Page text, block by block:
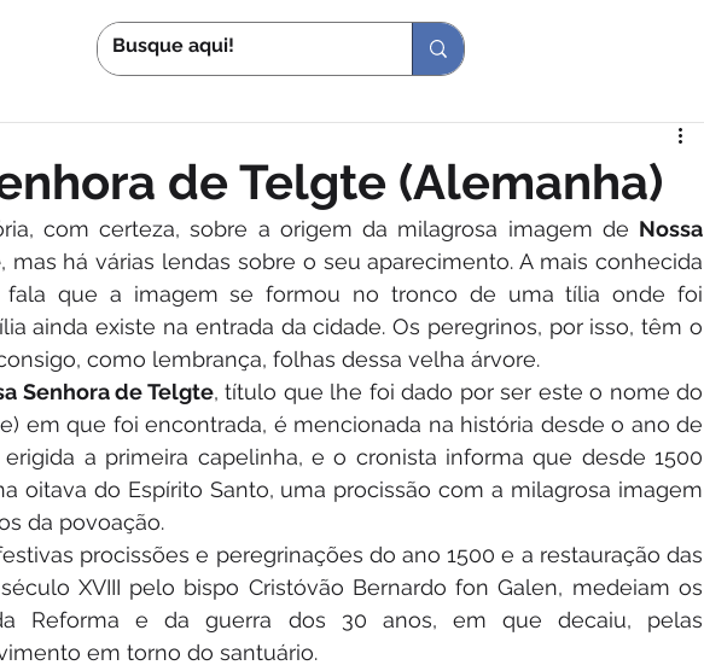
de Telgte (Alemanha)
com certeza, sobre a origem da milagrosa imagem de Nossa
, mas há várias lendas sobre o seu aparecimento. A mais conhecida
que a imagem se formou no tronco de uma tília onde foi
ainda existe na entrada da cidade. Os peregrinos, por isso, têm o
como lembrança, folhas dessa velha árvore.
Senhora de Telgte, título que lhe foi dado por ser este o nome do
em que foi encontrada, é mencionada na história desde o ano de
erigida a primeira capelinha, e o cronista informa que desde 1500
oitava do Espírito Santo, uma procissão com a milagrosa imagem
da povoação.
procissões e peregrinações do ano 1500 e a restauração das
XVIII pelo bispo Cristóvão Bernardo fon Galen, medeiam os
Reforma e da guerra dos 30 anos, em que decaiu, pelas
em torno do santuário.